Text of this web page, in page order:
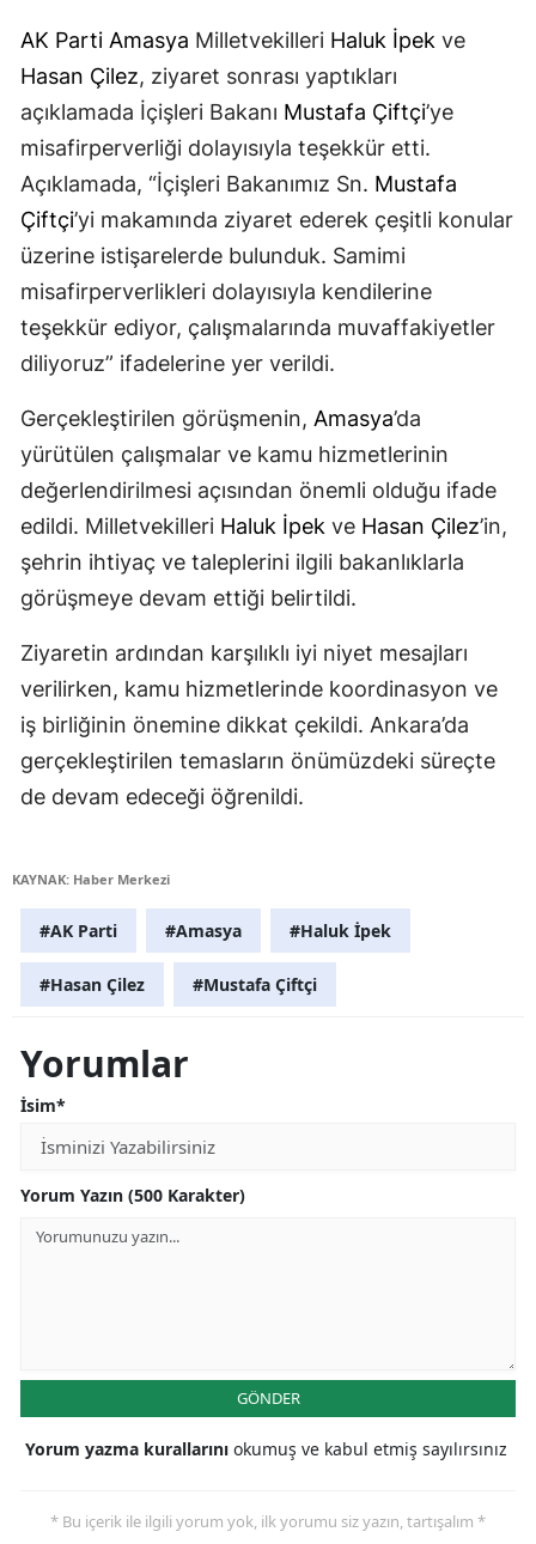
AK Parti Amasya Milletvekilleri Haluk İpek ve
Hasan Çilez, ziyaret sonrası yaptıkları
açıklamada İçişleri Bakanı Mustafa Çiftçi’ye
misafirperverliği dolayısıyla teşekkür etti.
Açıklamada, “İçişleri Bakanımız Sn. Mustafa
Çiftçi’yi makamında ziyaret ederek çeşitli konular
üzerine istişarelerde bulunduk. Samimi
misafirperverlikleri dolayısıyla kendilerine
teşekkür ediyor, çalışmalarında muvaffakiyetler
diliyoruz” ifadelerine yer verildi.
Gerçekleştirilen görüşmenin, Amasya’da
yürütülen çalışmalar ve kamu hizmetlerinin
değerlendirilmesi açısından önemli olduğu ifade
edildi. Milletvekilleri Haluk İpek ve Hasan Çilez’in,
şehrin ihtiyaç ve taleplerini ilgili bakanlıklarla
görüşmeye devam ettiği belirtildi.
Ziyaretin ardından karşılıklı iyi niyet mesajları
verilirken, kamu hizmetlerinde koordinasyon ve
iş birliğinin önemine dikkat çekildi. Ankara’da
gerçekleştirilen temasların önümüzdeki süreçte
de devam edeceği öğrenildi.
KAYNAK: Haber Merkezi
#AK Parti #Amasya #Haluk İpek
#Hasan Çilez #Mustafa Çiftçi
Yorumlar
İsim*
Yorum Yazın (500 Karakter)
GÖNDER
Yorum yazma kurallarını okumuş ve kabul etmiş sayılırsınız
* Bu içerik ile ilgili yorum yok, ilk yorumu siz yazın, tartışalım *